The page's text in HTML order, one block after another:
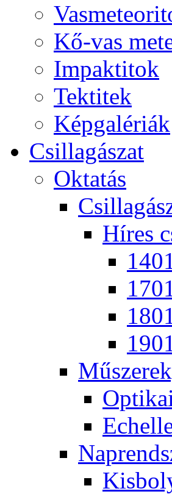
Kő-vas
Imp­ak­ti­tok
Tek­ti­tek
Kép­ga­lé­ri­ák
Csil­la­gá­szat
Ok­ta­tás
Hí­res